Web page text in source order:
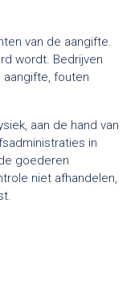
van de aangifte.
wordt. Bedrijven
aangifte, fouten
aan de hand van
in
goederen
niet afhandelen,